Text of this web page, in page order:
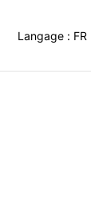
Langage : FR